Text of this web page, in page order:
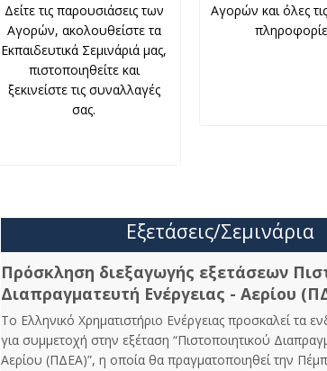
Δείτε τις παρουσιάσεις των
Αγορών, ακολουθείστε τα
Εκπαιδευτικά Σεμινάριά μας,
πιστοποιηθείτε και
ξεκινείστε τις συναλλαγές
σας.
Αγορών και όλες
Εξετάσεις/Σεμινάρια
Πρόσκληση διεξαγωγής εξετάσεων
Διαπραγματευτή Ενέργειας - Αερίου
Το Ελληνικό Χρηματιστήριο Ενέργειας προσκαλεί τα
για συμμετοχή στην εξέταση “Πιστοποιητικού
Αερίου (ΠΔΕΑ)”, η οποία θα πραγματοποιηθεί την